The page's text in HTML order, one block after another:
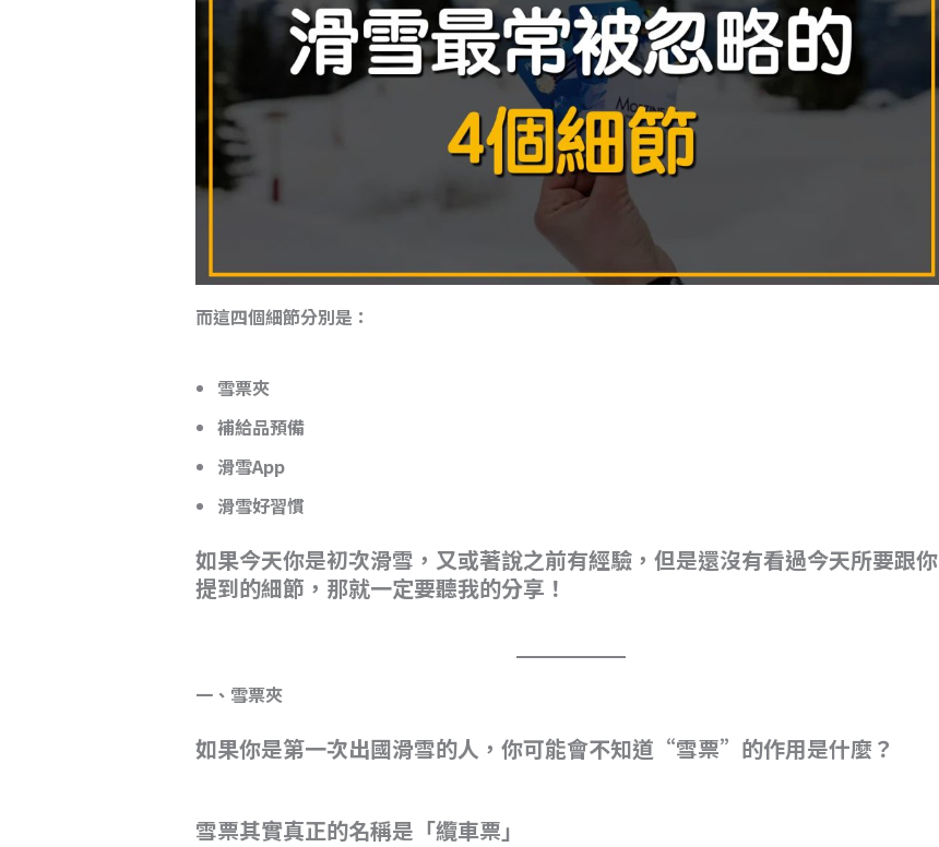
而這四個細節分別是：
雪票夾
補給品預備
滑雪App
滑雪好習慣
如果今天你是初次滑雪，又或著說之前有經驗，但是還沒有看過今天所要跟你
提到的細節，那就一定要聽我的分享！
一、雪票夾
如果你是第一次出國滑雪的人，你可能會不知道“雪票”的作用是什麼？
雪票其實真正的名稱是「纜車票」